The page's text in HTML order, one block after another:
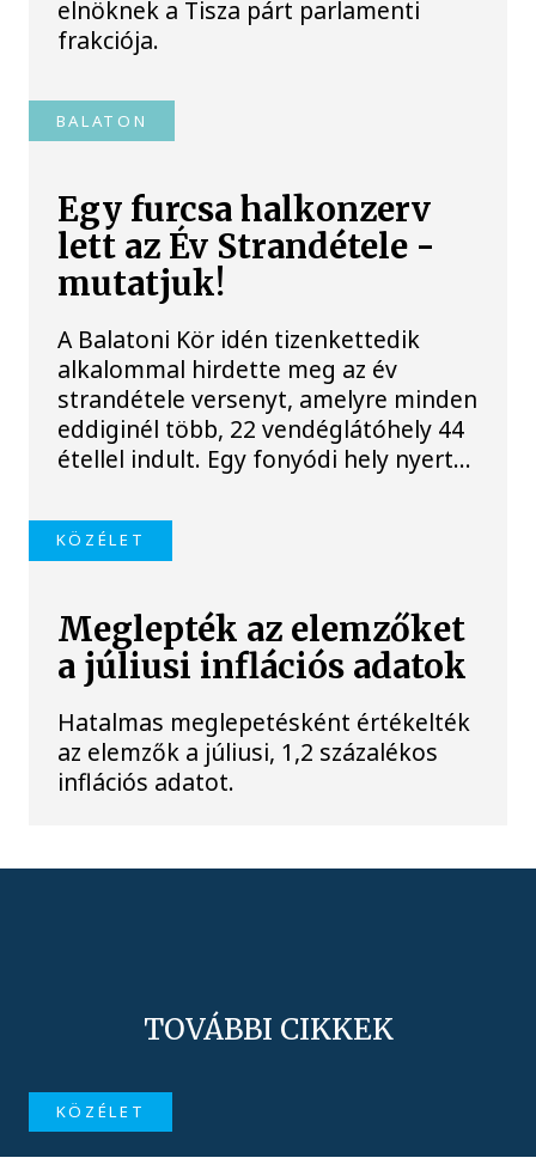
elnöknek a Tisza párt parlamenti
frakciója.
BALATON
Egy furcsa halkonzerv
lett az Év Strandétele -
mutatjuk!
A Balatoni Kör idén tizenkettedik
alkalommal hirdette meg az év
strandétele versenyt, amelyre minden
eddiginél több, 22 vendéglátóhely 44
étellel indult. Egy fonyódi hely nyert...
KÖZÉLET
Meglepték az elemzőket
a júliusi inflációs adatok
Hatalmas meglepetésként értékelték
az elemzők a júliusi, 1,2 százalékos
inflációs adatot.
TOVÁBBI CIKKEK
KÖZÉLET